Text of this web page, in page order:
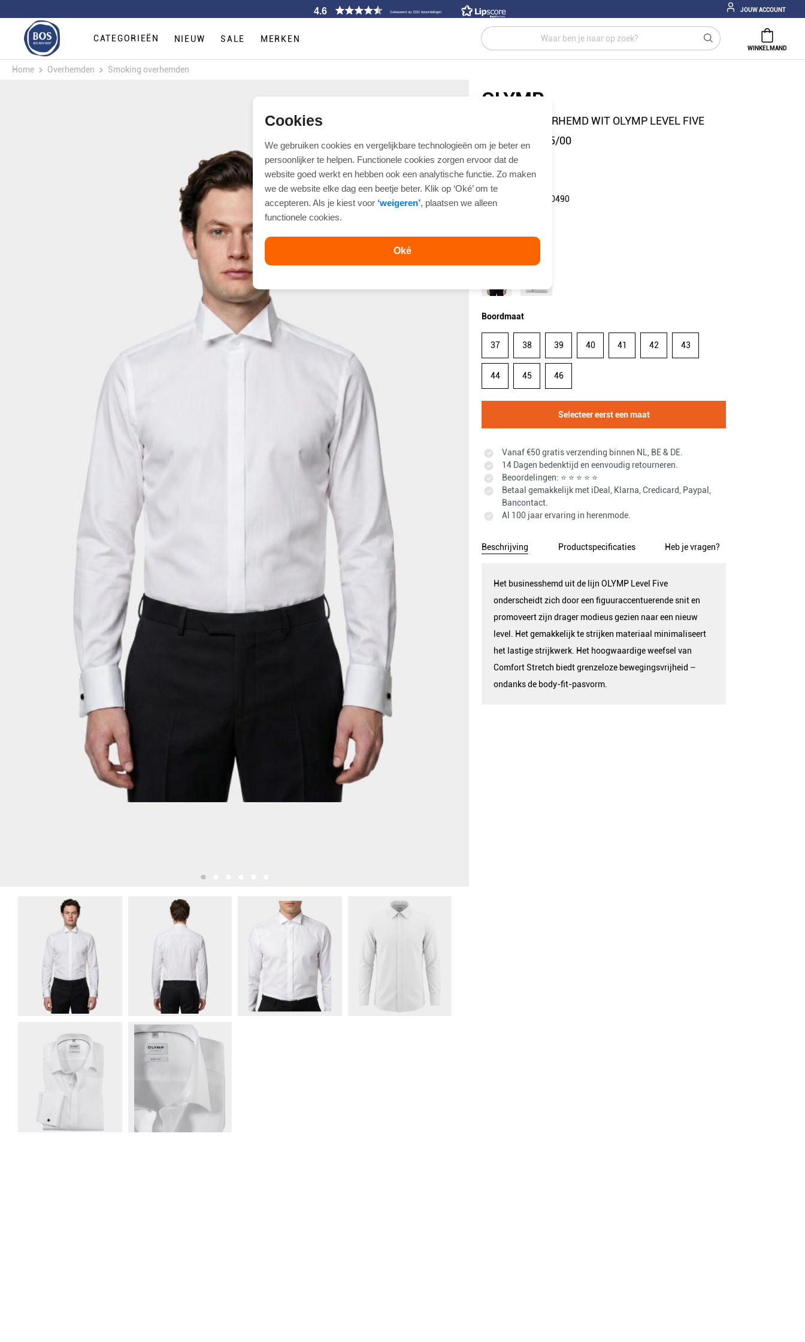
Cookies
We gebruiken cookies en vergelijkbare technologieën om je beter en
persoonlijker te helpen. Functionele cookies zorgen ervoor dat de
website goed werkt en hebben ook een analytische functie. Zo maken
we de website elke dag een beetje beter. Klik op ‘Oké’ om te
accepteren. Als je kiest voor ‘weigeren’, plaatsen we alleen
functionele cookies.
Oké
4.6 Gebaseerd op 2331 beoordelingen JOUW ACCOUNT
CATEGORIEËN NIEUW SALE MERKEN
WINKELMAND
Home Overhemden Smoking overhemden
OLYMP
SMOKING OVERHEMD WIT OLYMP LEVEL FIVE
SOIRÉE 127665/00
€ 79,95
Artikelnummer: 180490
Kleur
Boordmaat
37 38 39 40 41 42 43
44 45 46
Selecteer eerst een maat
Vanaf €50 gratis verzending binnen NL, BE & DE.
14 Dagen bedenktijd en eenvoudig retourneren.
Beoordelingen: ⭐ ⭐ ⭐ ⭐ ⭐
Betaal gemakkelijk met iDeal, Klarna, Credicard, Paypal,
Bancontact.
Al 100 jaar ervaring in herenmode.
Beschrijving Productspecificaties Heb je vragen?
Het businesshemd uit de lijn OLYMP Level Five
onderscheidt zich door een figuuraccentuerende snit en
promoveert zijn drager modieus gezien naar een nieuw
level. Het gemakkelijk te strijken materiaal minimaliseert
het lastige strijkwerk. Het hoogwaardige weefsel van
Comfort Stretch biedt grenzeloze bewegingsvrijheid –
ondanks de body-fit-pasvorm.